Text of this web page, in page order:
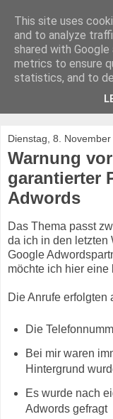
Stock
sonst
Professionelle
Dienstag, 8. November
Warnung
garantierter
Adwords
Das Thema passt
da ich in den letzten
Google
möchte ich hier eine
Die Anrufe erfolgten
Die
Bei mir waren
Hintergrund
Es wurde nach
Adwords gefragt
This site uses
and to analyze
shared with
metrics to ensure
statistics, and to